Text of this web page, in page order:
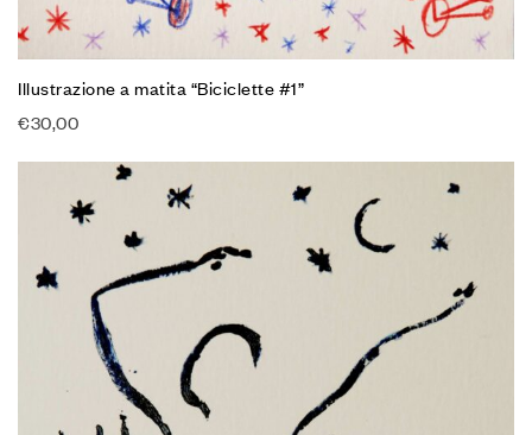
Illustrazione a matita “Biciclette #1”
€30,00